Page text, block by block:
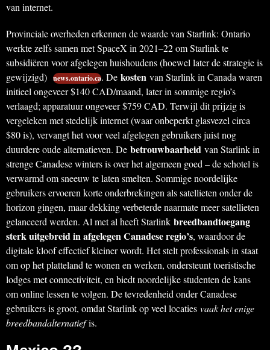
van internet.
Provinciale overheden erkennen de waarde van Starlink: Ontario
werkte zelfs samen met SpaceX in 2021–22 om Starlink te
subsidiëren voor afgelegen huishoudens (hoewel later de strategie is
gewijzigd) news.ontario.ca. De kosten van Starlink in Canada waren
initieel ongeveer $140 CAD/maand, later in sommige regio’s
verlaagd; apparatuur ongeveer $759 CAD. Terwijl dit prijzig is
vergeleken met stedelijk internet (waar onbeperkt glasvezel circa
$80 is), vervangt het voor veel afgelegen gebruikers juist nog
duurdere oude alternatieven. De betrouwbaarheid van Starlink in
strenge Canadese winters is over het algemeen goed – de schotel is
verwarmd om sneeuw te laten smelten. Sommige noordelijke
gebruikers ervoeren korte onderbrekingen als satellieten onder de
horizon gingen, maar dekking verbeterde naarmate meer satellieten
gelanceerd werden. Al met al heeft Starlink breedbandtoegang
sterk uitgebreid in afgelegen Canadese regio’s, waardoor de
digitale kloof effectief kleiner wordt. Het stelt professionals in staat
om op het platteland te wonen en werken, ondersteunt toeristische
lodges met connectiviteit, en biedt noordelijke studenten de kans
om online lessen te volgen. De tevredenheid onder Canadese
gebruikers is groot, omdat Starlink op veel locaties vaak het enige
breedbandalternatiefis.